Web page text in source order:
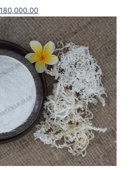
180,000.00